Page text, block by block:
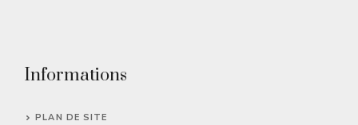
Informations
PLAN DE SITE